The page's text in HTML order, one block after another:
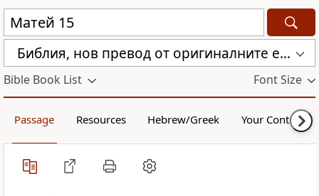
Библия, нов превод от оригиналните езици (с неканоничните книги) (CBT)
Bible Book List Font Size
Passage Resources Hebrew/Greek Your Content